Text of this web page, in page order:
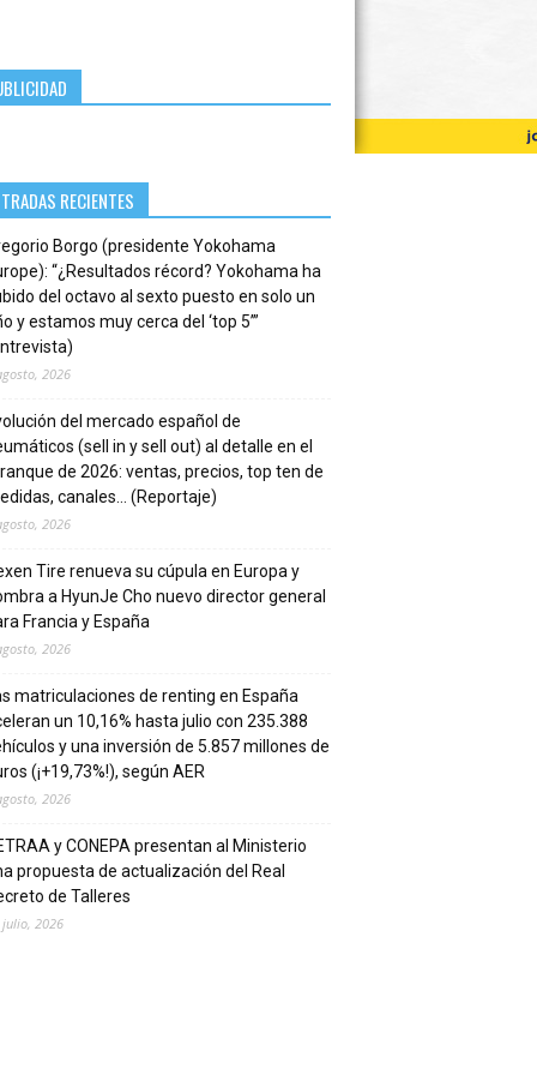
RECIENTES
Borgo (presidente Yokohama
“¿Resultados récord? Yokohama ha
del octavo al sexto puesto en solo un
y estamos muy cerca del ‘top 5’”
2026
del mercado español de
(sell in y sell out) al detalle en el
de 2026: ventas, precios, top ten de
canales… (Reportaje)
2026
Tire renueva su cúpula en Europa y
a HyunJe Cho nuevo director general
Francia y España
2026
matriculaciones de renting en España
un 10,16% hasta julio con 235.388
y una inversión de 5.857 millones de
(¡+19,73%!), según AER
2026
y CONEPA presentan al Ministerio
propuesta de actualización del Real
de Talleres
2026